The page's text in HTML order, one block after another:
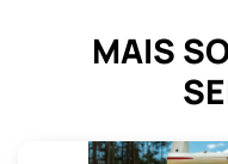
MAIS